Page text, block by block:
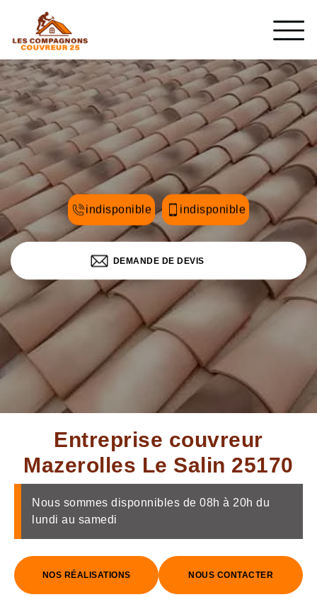
indisponible indisponible
DEMANDE DE DEVIS
Entreprise couvreur
Mazerolles Le Salin 25170
Nous sommes disponnibles de 08h à 20h du
lundi au samedi
NOS RÉALISATIONS NOUS CONTACTER